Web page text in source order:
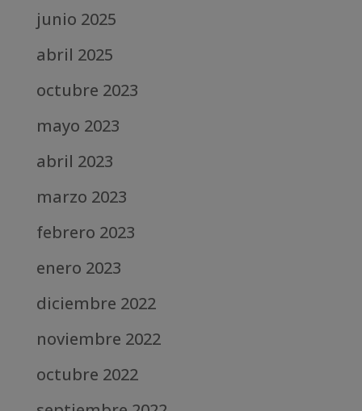
junio 2025
abril 2025
octubre 2023
mayo 2023
abril 2023
marzo 2023
febrero 2023
enero 2023
diciembre 2022
noviembre 2022
octubre 2022